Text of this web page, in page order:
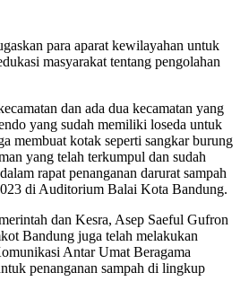
para aparat kewilayahan untuk
masyarakat tentang pengolahan
dan ada dua kecamatan yang
yang sudah memiliki loseda untuk
membuat kotak seperti sangkar burung
yang telah terkumpul dan sudah
rapat penanganan darurat sampah
di Auditorium Balai Kota Bandung.
dan Kesra, Asep Saeful Gufron
Bandung juga telah melakukan
Antar Umat Beragama
penanganan sampah di lingkup